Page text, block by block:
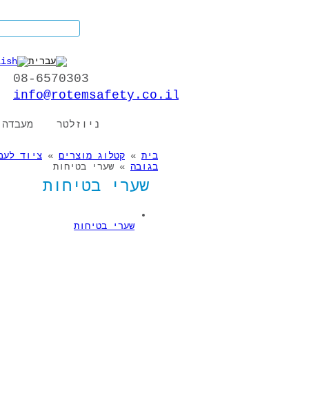
this site
08-6570303
info@rotemsafety.co.il
מעבדה ניוזלטר
הינך נמצא כאן
בית » קטלוג מוצרים » ציוד
בגובה » שערי בטיחות
שערי בטיחות
שערי בטיחות